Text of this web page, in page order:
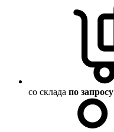
со склада по запросу